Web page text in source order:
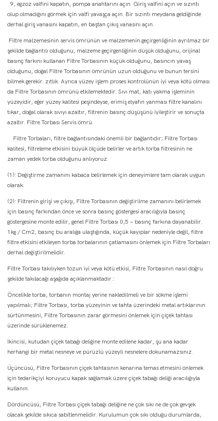
9, egzoz valfini kapatın, pompa anahtarını açın. Giriş valfini açın ve sızıntı
olup olmadığını görmek için valfi yavaşça açın. Bir sızıntı meydana geldiğinde
derhal giriş vanasını kapatın, en baştan çıkış vanasını açın.
Filtre malzemesinin servis ömrünün ve malzemenin geçirgenliğinin ayrılmaz bir
şekilde bağlantılı olduğunu, malzeme geçirgenliğinin düşük olduğunu, orijinal
basınç farkını kullanan Filtre Torbasının küçük olduğunu, basıncın yavaş
olduğunu, doğal Filtre Torbasının ömrünün uzun olduğunu ve bunun tersini
bilmek gerekir. zıtlık. Ayrıca yüzey işlem proses kontrolünün iyi veya kötü olması
da Filtre Torbasının ömrünü etkilemektedir. Sıvı mat, katı yakma işleminin
yüzeyidir, eğer yüzey kalitesi peşindeyse, erimiş elyafın yanması filtre kanalını
tıkar, doğal olarak sıvıyı azaltır, filtrenin basınç düşüşünü iyileştirir ve sonuçta
azaltır. Filtre Torbası Servis ömrü.
Filtre Torbaları, filtre bağlantısındaki önemli bir bağlantıdır; Filtre Torbası
kalitesi, filtreleme etkisini büyük ölçüde belirler ve artık torba filtresinin ne
zaman yedek torba olduğunu anlıyoruz.
(1): Değiştirme zamanını kabaca belirlemek için deneyimlere tam olarak uygun
olarak.
(2): Filtrenin girişi ve çıkışı, Filtre Torbasının değiştirilme zamanını belirlemek
için basınç farkından önce ve sonra basınç göstergesi aracılığıyla basınç
göstergesine monte edilir, genel Filtre Torbası 0,5 ~ basınç farkına dayanabilir.
1kg / Cm2, basınç bu aralığa ulaştığında, küçük kayıplar nedeniyle değil, filtre
filtre etkisini etkileyen torba torbalarının çatlamasını önlemek için Filtre Torbaları
derhal değiştirilmelidir.
Filtre Torbası takılıyken tozun iyi veya kötü etkisi, Filtre Torbasının nasıl doğru
şekilde takılacağı aşağıda açıklanmaktadır.:
Öncelikle torba, torbanın montaj yerine nakledilmeli ve bir sökme işlemi
yapılmalı; Filtre Torbası, torba yüzeyinin ve tahta üzerindeki metal artıklarının
sürtünmesini, Filtre Torbasının zarar görmesini önlemek için çiçek tahtası
üzerinde sürüklenemez.
İkincisi, kutudan çiçek tabağı deliğine monte edilene kadar, şu ana kadar
herhangi bir metal nesneye ve pürüzlü yüzeyli nesnelere dokunamazsınız.
Üçüncüsü, Filtre Torbasının çiçek tahtasının kenarına temas etmesini önlemek
için tedarikçiyi koruyucu kapak sağlamak üzere çiçek tabağı deliği aracılığıyla
kullanın.
Dördüncüsü, Filtre Torbası çiçek tabağı deliğine ne çok sıkı ne de çok gevşek
olacak şekilde sıkıca sabitlenmelidir. Kurulumun çok sıkı olduğu durumlarda,